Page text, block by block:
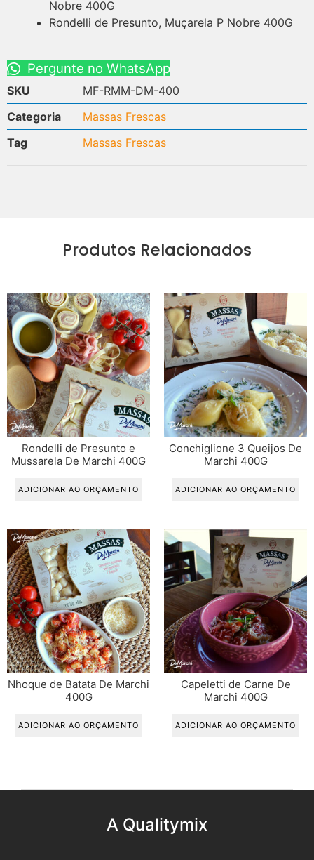
Nobre 400G
Rondelli de Presunto, Muçarela P Nobre 400G
Pergunte no WhatsApp
SKU
MF-RMM-DM-400
Categoria
Massas Frescas
Tag
Massas Frescas
Produtos Relacionados
Rondelli de Presunto e
Mussarela De Marchi 400G
ADICIONAR AO ORÇAMENTO
Conchiglione 3 Queijos De
Marchi 400G
ADICIONAR AO ORÇAMENTO
Nhoque de Batata De Marchi
400G
ADICIONAR AO ORÇAMENTO
Capeletti de Carne De
Marchi 400G
ADICIONAR AO ORÇAMENTO
A Qualitymix